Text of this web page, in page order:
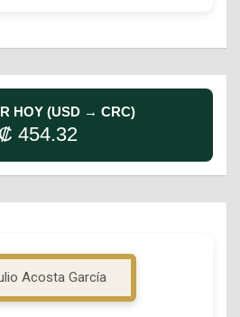
HOY (USD → CRC)
₡ 454.32